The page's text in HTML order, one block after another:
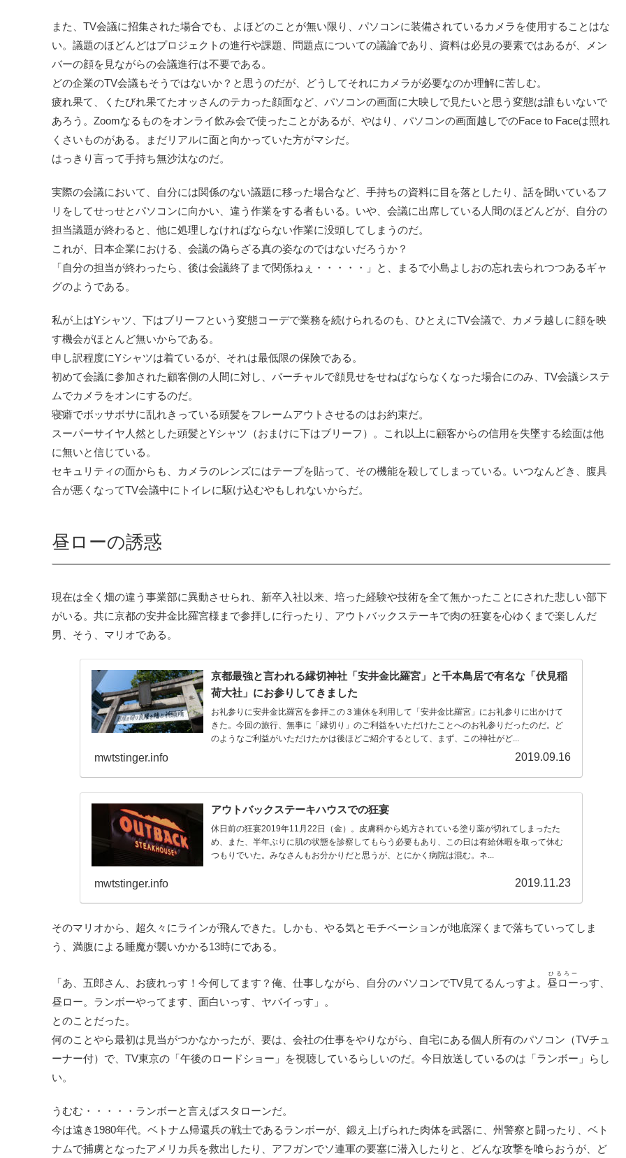
また、TV会議に招集された場合でも、よほどのことが無い限り、パソコンに装備されているカメラを使用することはな
い。議題のほどんどはプロジェクトの進行や課題、問題点についての議論であり、資料は必見の要素ではあるが、メン
バーの顔を見ながらの会議進行は不要である。
どの企業のTV会議もそうではないか？と思うのだが、どうしてそれにカメラが必要なのか理解に苦しむ。
疲れ果て、くたびれ果てたオッさんのテカった顔面など、パソコンの画面に大映しで見たいと思う変態は誰もいないで
あろう。Zoomなるものをオンライ飲み会で使ったことがあるが、やはり、パソコンの画面越しでのFace to Faceは照れ
くさいものがある。まだリアルに面と向かっていた方がマシだ。
はっきり言って手持ち無沙汰なのだ。
実際の会議において、自分には関係のない議題に移った場合など、手持ちの資料に目を落としたり、話を聞いているフ
リをしてせっせとパソコンに向かい、違う作業をする者もいる。いや、会議に出席している人間のほどんどが、自分の
担当議題が終わると、他に処理しなければならない作業に没頭してしまうのだ。
これが、日本企業における、会議の偽らざる真の姿なのではないだろうか？
「自分の担当が終わったら、後は会議終了まで関係ねぇ・・・・・」と、まるで小島よしおの忘れ去られつつあるギャ
グのようである。
私が上はYシャツ、下はブリーフという変態コーデで業務を続けられるのも、ひとえにTV会議で、カメラ越しに顔を映
す機会がほとんど無いからである。
申し訳程度にYシャツは着ているが、それは最低限の保険である。
初めて会議に参加された顧客側の人間に対し、バーチャルで顔見せをせねばならなくなった場合にのみ、TV会議システ
ムでカメラをオンにするのだ。
寝癖でボッサボサに乱れきっている頭髪をフレームアウトさせるのはお約束だ。
スーパーサイヤ人然とした頭髪とYシャツ（おまけに下はブリーフ）。これ以上に顧客からの信用を失墜する絵面は他
に無いと信じている。
セキュリティの面からも、カメラのレンズにはテープを貼って、その機能を殺してしまっている。いつなんどき、腹具
合が悪くなってTV会議中にトイレに駆け込むやもしれないからだ。
昼ローの誘惑
現在は全く畑の違う事業部に異動させられ、新卒入社以来、培った経験や技術を全て無かったことにされた悲しい部下
がいる。共に京都の安井金比羅宮様まで参拝しに行ったり、アウトバックステーキで肉の狂宴を心ゆくまで楽しんだ
男、そう、マリオである。
京都最強と言われる縁切神社「安井金比羅宮」と千本鳥居で有名な「伏見稲
荷大社」にお参りしてきました
お礼参りに安井金比羅宮を参拝この３連休を利用して「安井金比羅宮」にお礼参りに出かけて
きた。今回の旅行、無事に「縁切り」のご利益をいただけたことへのお礼参りだったのだ。ど
のようなご利益がいただけたかは後ほどご紹介するとして、まず、この神社がど...
mwtstinger.info 2019.09.16
アウトバックステーキハウスでの狂宴
休日前の狂宴2019年11月22日（金）。皮膚科から処方されている塗り薬が切れてしまったた
め、また、半年ぶりに肌の状態を診察してもらう必要もあり、この日は有給休暇を取って休む
つもりでいた。みなさんもお分かりだと思うが、とにかく病院は混む。ネ...
mwtstinger.info 2019.11.23
そのマリオから、超久々にラインが飛んできた。しかも、やる気とモチベーションが地底深くまで落ちていってしま
う、満腹による睡魔が襲いかかる13時にである。
「あ、五郎さん、お疲れっす！今何してます？俺、仕事しながら、自分のパソコンでTV見てるんっすよ。 昼ロー
ひるろー
っす、
昼ロー。ランボーやってます、面白いっす、ヤバイっす」。
とのことだった。
何のことやら最初は見当がつかなかったが、要は、会社の仕事をやりながら、自宅にある個人所有のパソコン（TVチュ
ーナー付）で、TV東京の「午後のロードショー」を視聴しているらしいのだ。今日放送しているのは「ランボー」らし
い。
うむむ・・・・・ランボーと言えばスタローンだ。
今は遠き1980年代。ベトナム帰還兵の戦士であるランボーが、鍛え上げられた肉体を武器に、州警察と闘ったり、ベト
ナムで捕虜となったアメリカ兵を救出したり、アフガンでソ連軍の要塞に潜入したりと、どんな攻撃を喰らおうが、ど